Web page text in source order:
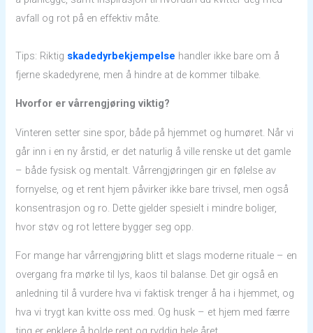
avfall og rot på en effektiv måte.
Tips: Riktig skadedyrbekjempelse handler ikke bare om å
fjerne skadedyrene, men å hindre at de kommer tilbake.
Hvorfor er vårrengjøring viktig?
Vinteren setter sine spor, både på hjemmet og humøret. Når vi
går inn i en ny årstid, er det naturlig å ville renske ut det gamle
– både fysisk og mentalt. Vårrengjøringen gir en følelse av
fornyelse, og et rent hjem påvirker ikke bare trivsel, men også
konsentrasjon og ro. Dette gjelder spesielt i mindre boliger,
hvor støv og rot lettere bygger seg opp.
For mange har vårrengjøring blitt et slags moderne rituale – en
overgang fra mørke til lys, kaos til balanse. Det gir også en
anledning til å vurdere hva vi faktisk trenger å ha i hjemmet, og
hva vi trygt kan kvitte oss med. Og husk – et hjem med færre